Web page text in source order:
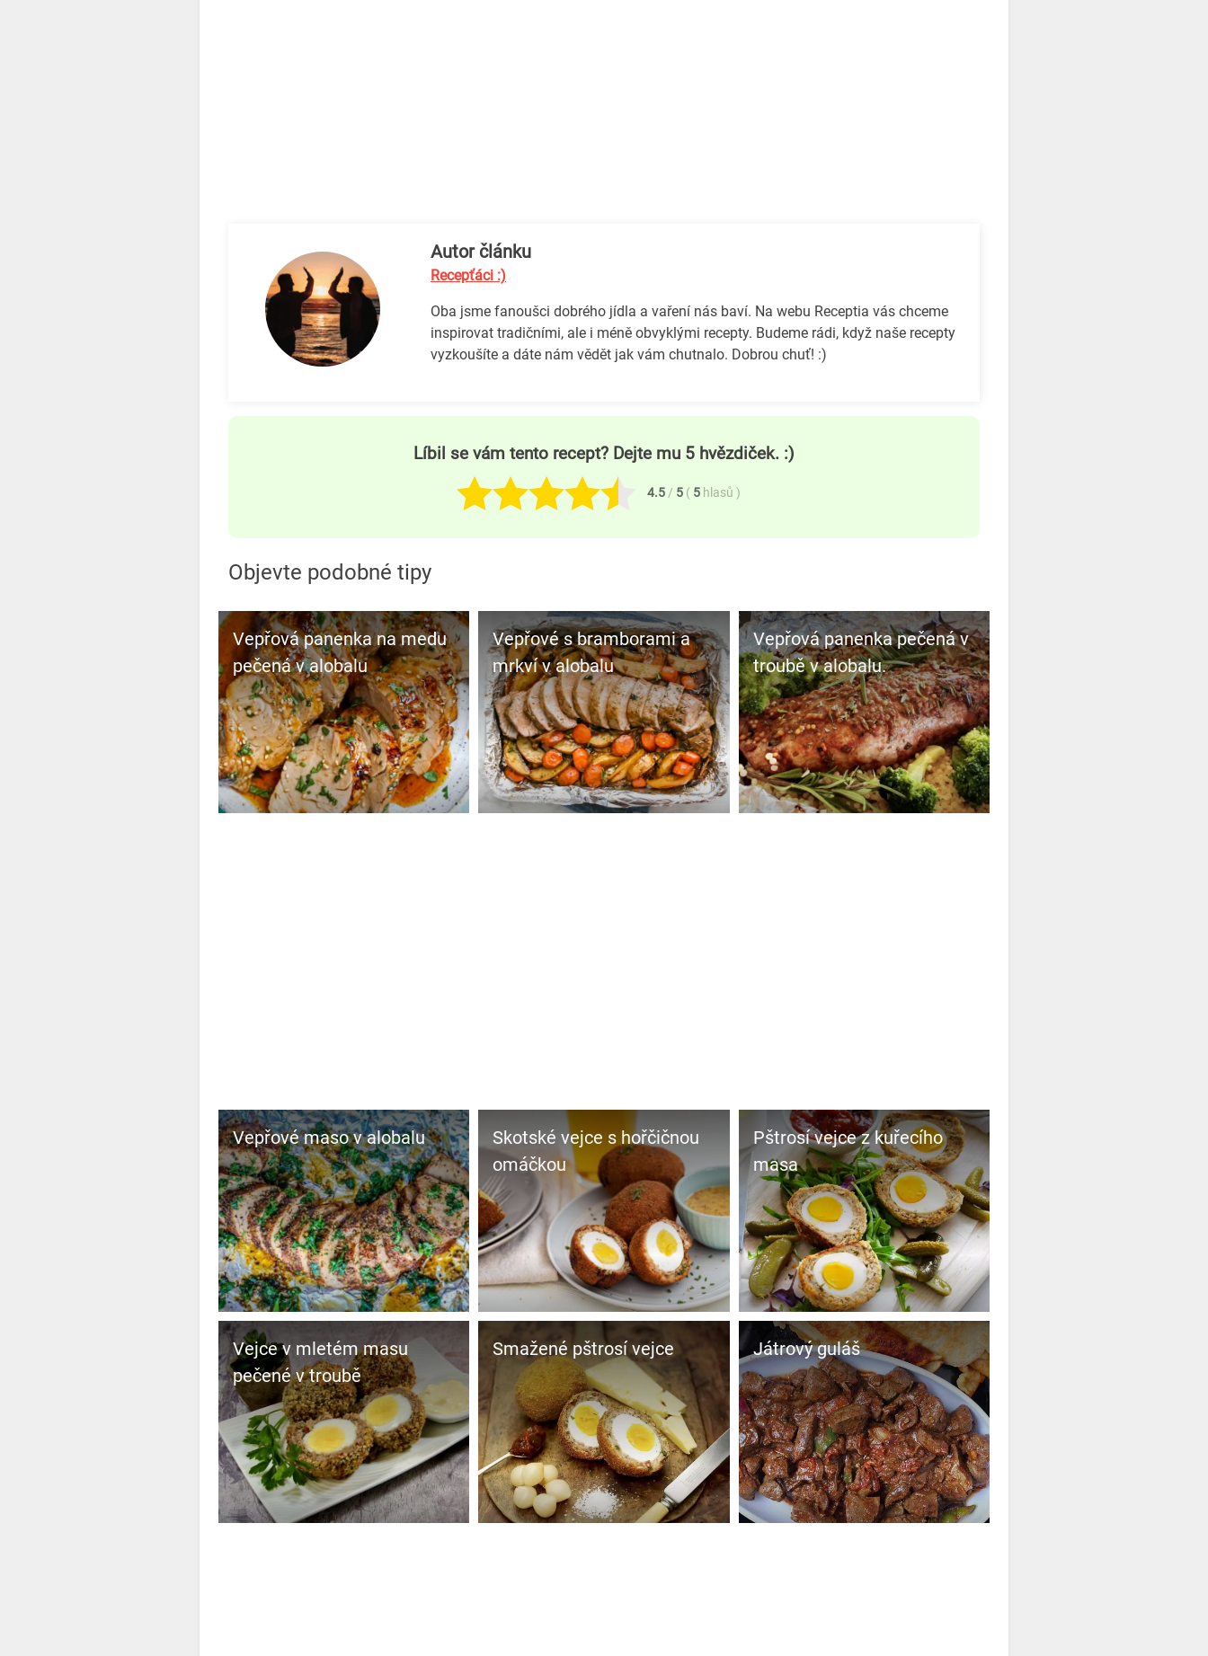
Autor článku
Recepťáci :)
Oba jsme fanoušci dobrého jídla a vaření nás baví. Na webu Receptia vás chceme
inspirovat tradičními, ale i méně obvyklými recepty. Budeme rádi, když naše recepty
vyzkoušíte a dáte nám vědět jak vám chutnalo. Dobrou chuť! :)
Líbil se vám tento recept? Dejte mu 5 hvězdiček. :)
4.5/ 5 ( 5 hlasů )
Objevte podobné tipy
Vepřová panenka na medu
pečená v alobalu
Vepřové s bramborami a
mrkví v alobalu
Vepřová panenka pečená v
troubě v alobalu.
Vepřové maso v alobalu
Skotské vejce s hořčičnou
omáčkou
Pštrosí vejce z kuřecího
masa
Vejce v mletém masu
pečené v troubě
Smažené pštrosí vejce Játrový guláš